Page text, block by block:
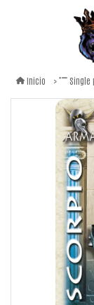
Inicio Single